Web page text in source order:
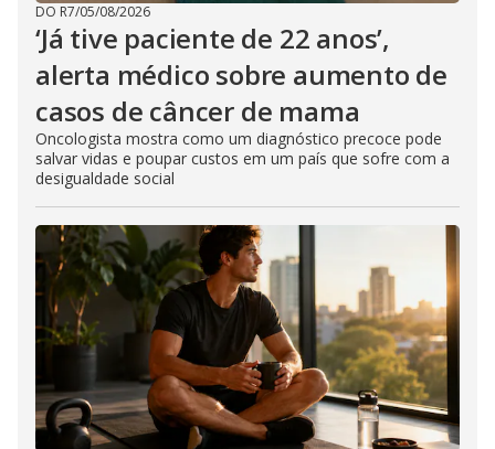
DO R7/05/08/2026
‘Já tive paciente de 22 anos’,
alerta médico sobre aumento de
casos de câncer de mama
Oncologista mostra como um diagnóstico precoce pode
salvar vidas e poupar custos em um país que sofre com a
desigualdade social